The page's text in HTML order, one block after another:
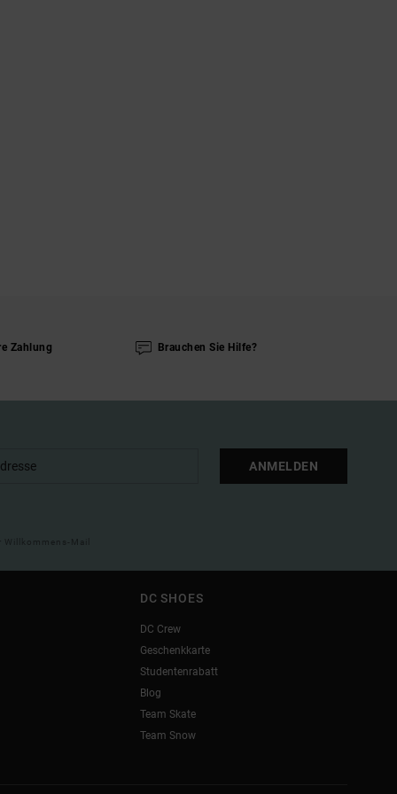
Zahlung Brauchen Sie Hilfe?
ANMELDEN
Mail
DC SHOES
DC Crew
Geschenkkarte
Studentenrabatt
Blog
Team Skate
Team Snow